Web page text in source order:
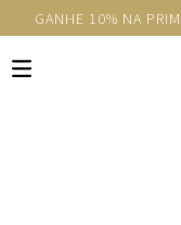
GANHE 10% NA